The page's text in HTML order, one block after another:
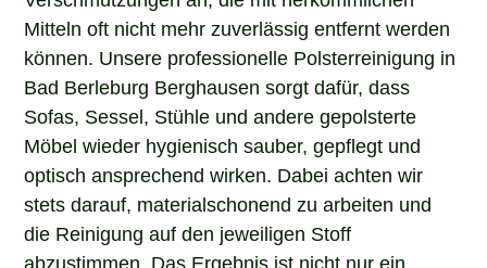
Mitteln oft nicht mehr zuverlässig entfernt werden
können. Unsere professionelle Polsterreinigung in
Bad Berleburg Berghausen sorgt dafür, dass
Sofas, Sessel, Stühle und andere gepolsterte
Möbel wieder hygienisch sauber, gepflegt und
optisch ansprechend wirken. Dabei achten wir
stets darauf, materialschonend zu arbeiten und
die Reinigung auf den jeweiligen Stoff
abzustimmen. Das Ergebnis ist nicht nur ein